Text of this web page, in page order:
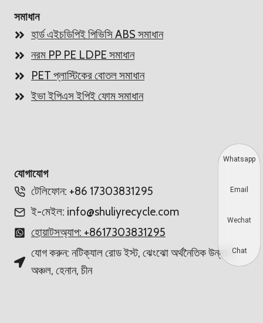
সমাধান
হার্ড এইচডিপিই পিভিসি ABS সমাধান
নরম PP PE LDPE সমাধান
PET প্লাস্টিকের বোতল সমাধান
ইভা ইপিএস ইপিই ফোম সমাধান
যোগাযোগ
টেলিফোন: +86 17303831295
ই-মেইল: info@shuliyrecycle.com
হোয়াটসঅ্যাপ: +8617303831295
যোগ করুন: নটিক্যাল রোড ইস্ট, ঝেংঝো অর্থনৈতিক উন্নয়ন
অঞ্চল, হেনান, চীন
Whatsapp
Email
Wechat
Chat